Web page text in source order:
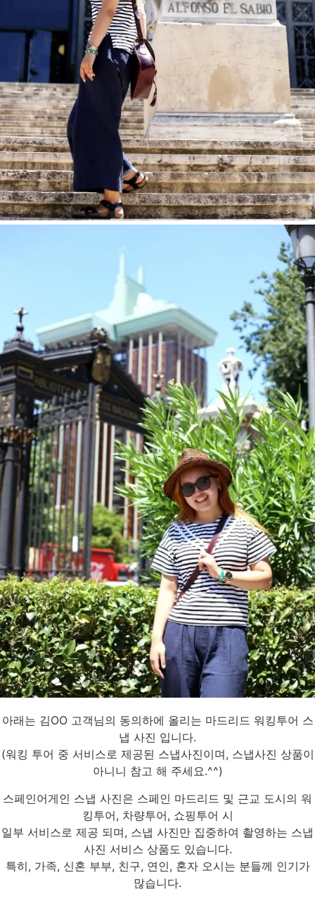
아래는 김OO 고객님의 동의하에 올리는 마드리드 워킹투어 스
냅 사진 입니다.
(워킹 투어 중 서비스로 제공된 스냅사진이며, 스냅사진 상품이
아니니 참고 해 주세요.^^)
스페인어게인 스냅 사진은 스페인 마드리드 및 근교 도시의 워
킹투어, 차량투어, 쇼핑투어 시
일부 서비스로 제공 되며, 스냅 사진만 집중하여 촬영하는 스냅
사진 서비스 상품도 있습니다.
특히, 가족, 신혼 부부, 친구, 연인, 혼자 오시는 분들께 인기가
많습니다.